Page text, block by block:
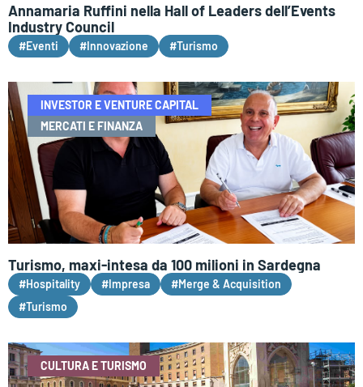
Annamaria Ruffini nella Hall of Leaders dell’Events
Industry Council
#Eventi #Innovazione #Turismo
INVESTOR E VENTURE CAPITAL
MERCATI E FINANZA
Turismo, maxi-intesa da 100 milioni in Sardegna
#Hospitality #Impresa
#Merge & Acquisition
#Turismo
CULTURA E TURISMO